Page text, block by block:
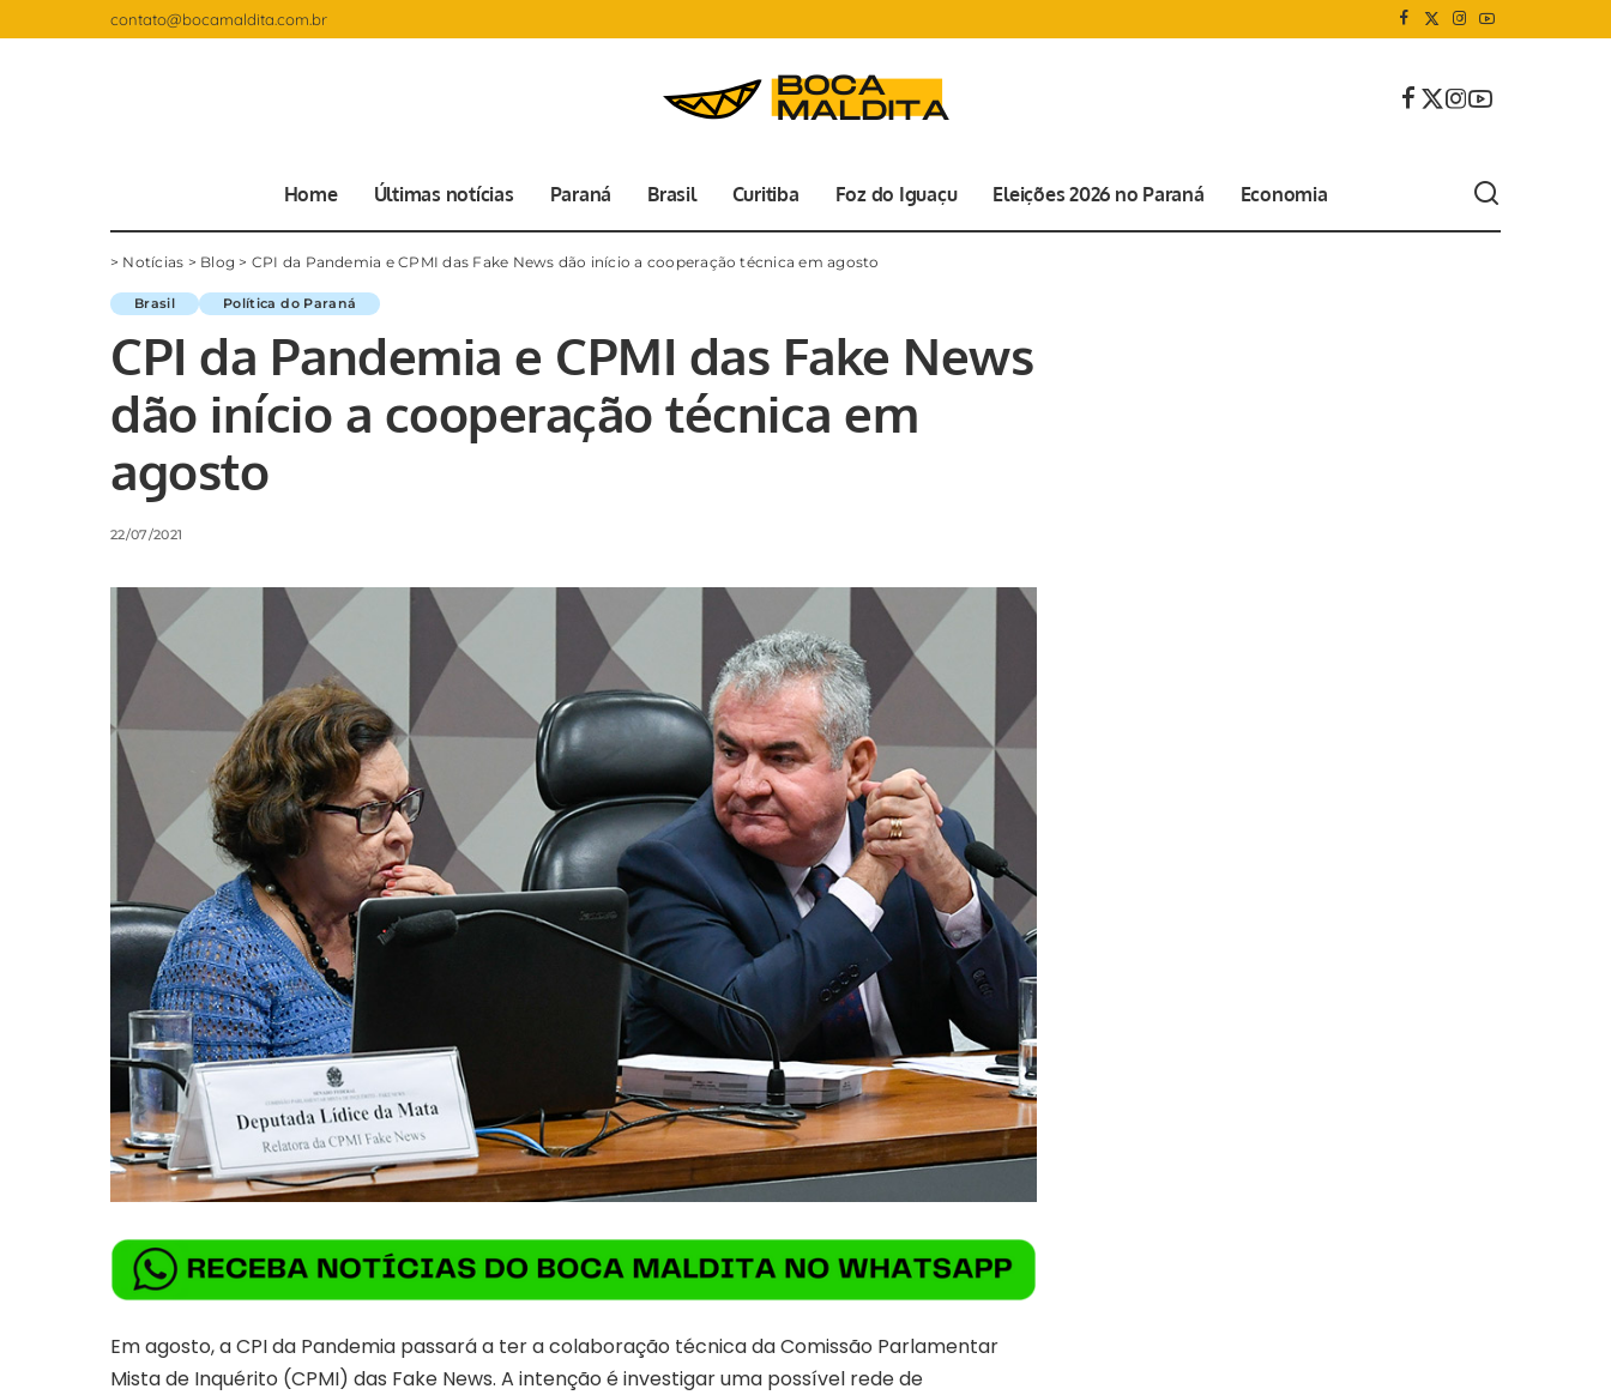
contato@bocamaldita.com.br
Home Últimas notícias Paraná Brasil Curitiba Foz do Iguaçu Eleições 2026 no Paraná Economia
> Notícias > Blog > CPI da Pandemia e CPMI das Fake News dão início a cooperação técnica em agosto
Brasil Política do Paraná
CPI da Pandemia e CPMI das Fake News
dão início a cooperação técnica em
agosto
22/07/2021
Em agosto, a CPI da Pandemia passará a ter a colaboração técnica da Comissão Parlamentar
Mista de Inquérito (CPMI) das Fake News. A intenção é investigar uma possível rede de